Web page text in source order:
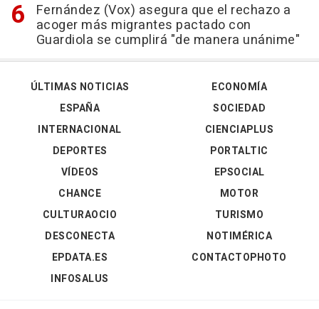
Fernández (Vox) asegura que el rechazo a
acoger más migrantes pactado con
Guardiola se cumplirá "de manera unánime"
ÚLTIMAS NOTICIAS
ESPAÑA
INTERNACIONAL
DEPORTES
VÍDEOS
ECONOMÍA
SOCIEDAD
CIENCIAPLUS
PORTALTIC
EPSOCIAL
CHANCE
CULTURAOCIO
DESCONECTA
EPDATA.ES
INFOSALUS
MOTOR
TURISMO
NOTIMÉRICA
CONTACTOPHOTO